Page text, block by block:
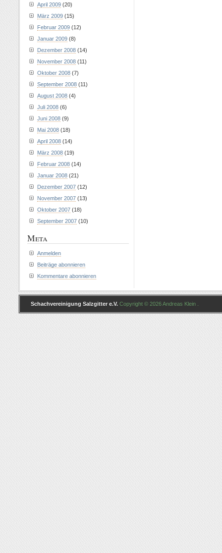
April 2009 (20)
März 2009 (15)
Februar 2009 (12)
Januar 2009 (8)
Dezember 2008 (14)
November 2008 (11)
Oktober 2008 (7)
September 2008 (11)
August 2008 (4)
Juli 2008 (6)
Juni 2008 (9)
Mai 2008 (18)
April 2008 (14)
März 2008 (19)
Februar 2008 (14)
Januar 2008 (21)
Dezember 2007 (12)
November 2007 (13)
Oktober 2007 (18)
September 2007 (10)
Meta
Anmelden
Beiträge abonnieren
Kommentare abonnieren
Schachvereinigung Salzgitter e.V. Copyright © 2026 Andreas Klein .